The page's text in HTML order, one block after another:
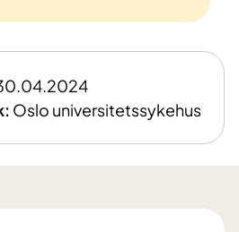
Oslo universitetssykehus